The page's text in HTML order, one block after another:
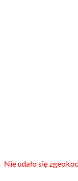
Nie udało się